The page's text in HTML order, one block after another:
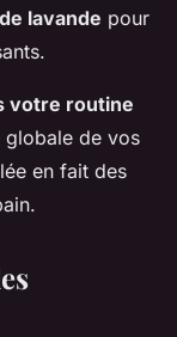
lavande pour
votre routine
globale de vos
en fait des